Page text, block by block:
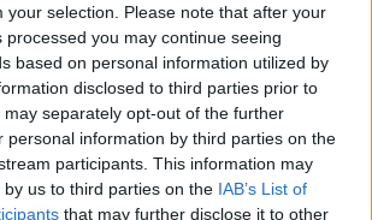
your selection. Please note that after your
processed you may continue seeing
based on personal information utilized by
disclosed to third parties prior to
separately opt-out of the further
personal information by third parties on the
participants. This information may
us to third parties on the IAB’s List of
that may further disclose it to other
Szólj hozzá!